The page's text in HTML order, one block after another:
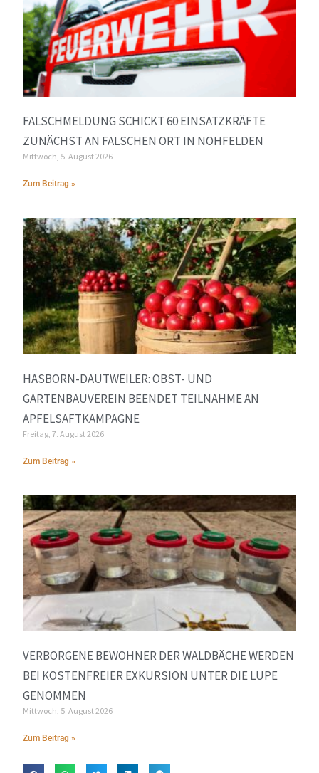
FALSCHMELDUNG SCHICKT 60 EINSATZKRÄFTE
ZUNÄCHST AN FALSCHEN ORT IN NOHFELDEN
Mittwoch, 5. August 2026
Zum Beitrag »
HASBORN-DAUTWEILER: OBST- UND
GARTENBAUVEREIN BEENDET TEILNAHME AN
APFELSAFTKAMPAGNE
Freitag, 7. August 2026
Zum Beitrag »
VERBORGENE BEWOHNER DER WALDBÄCHE WERDEN
BEI KOSTENFREIER EXKURSION UNTER DIE LUPE
GENOMMEN
Mittwoch, 5. August 2026
Zum Beitrag »